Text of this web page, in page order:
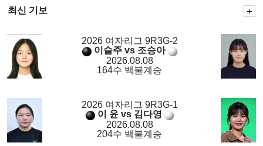
최신 기보
2026 여자리그 9R3G-2
이슬주 vs 조승아
2026.08.08
164수 백불계승
2026 여자리그 9R3G-1
이 윤 vs 김다영
2026.08.08
204수 백불계승